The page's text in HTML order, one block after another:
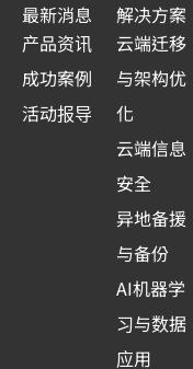
最新消息
产品资讯
成功案例
活动报导
解决方案
云端迁移
与架构优
化
云端信息
安全
异地备援
与备份
AI机器学
习与数据
应用